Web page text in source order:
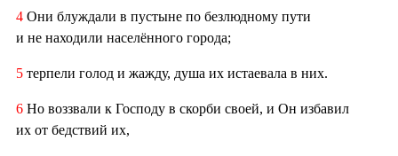
4 Они блуждали в пустыне по безлюдному пути
и не находили населённого города;
5 терпели голод и жажду, душа их истаевала в них.
6 Но воззвали к Господу в скорби своей, и Он избавил
их от бедствий их,